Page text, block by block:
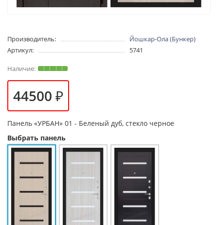
Производитель:
Йошкар-Ола (Бункер)
Артикул:
5741
44500 ₽
Панель «УРБАН» 01 - Беленый дуб, стекло черное
Выбрать панель